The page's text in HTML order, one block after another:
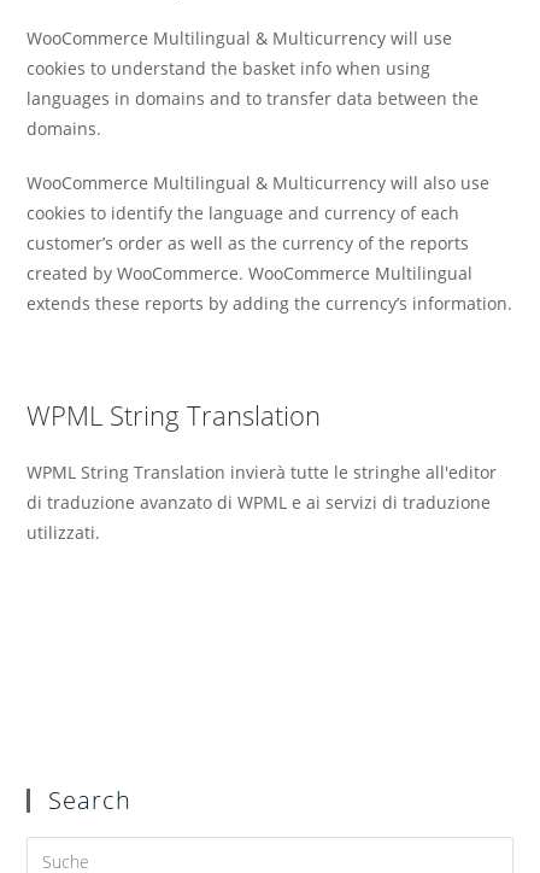
WooCommerce Multilingual & Multicurrency will use
cookies to understand the basket info when using
languages in domains and to transfer data between the
domains.
WooCommerce Multilingual & Multicurrency will also use
cookies to identify the language and currency of each
customer’s order as well as the currency of the reports
created by WooCommerce. WooCommerce Multilingual
extends these reports by adding the currency’s information.
WPML String Translation
WPML String Translation invierà tutte le stringhe all'editor
di traduzione avanzato di WPML e ai servizi di traduzione
utilizzati.
Search